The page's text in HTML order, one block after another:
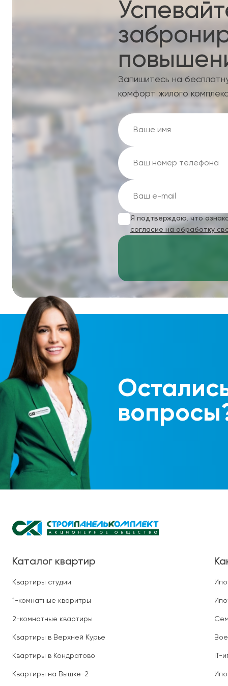
Запишитесь на
комфорт жилого
Я подтверждаю, что
согласие на обработку
Каталог квартир
Квартиры студии
1-комнатные кваритры
2-комнатные квартиры
Квартиры в Верхней Курье
Квартиры в Кондратово
Квартиры на Вышке-2
IT-